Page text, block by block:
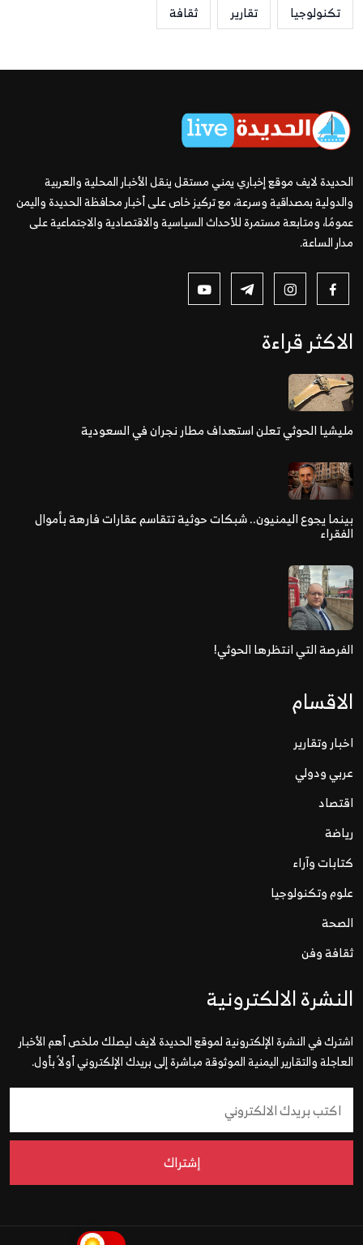
تكنولوجيا
تقارير ثقافة
الحديدة لايف موقع إخباري يمني مستقل ينقل الأخبار المحلية والعربية
والدولية بمصداقية وسرعة، مع تركيز خاص على أخبار محافظة الحديدة واليمن
عمومًا، ومتابعة مستمرة للأحداث السياسية والاقتصادية والاجتماعية على
مدار الساعة.
الاكثر قراءة
مليشيا الحوثي تعلن استهداف مطار نجران في السعودية
بينما يجوع اليمنيون.. شبكات حوثية تتقاسم عقارات فارهة بأموال
الفقراء
الفرصة التي انتظرها الحوثي!
الاقسام
اخبار وتقارير
عربي ودولي
اقتصاد
رياضة
كتابات وآراء
علوم وتكنولوجيا
الصحة
ثقافة وفن
النشرة الالكترونية
اشترك في النشرة الإلكترونية لموقع الحديدة لايف ليصلك ملخص أهم الأخبار
العاجلة والتقارير اليمنية الموثوقة مباشرة إلى بريدك الإلكتروني أولاً بأول.
إشتراك